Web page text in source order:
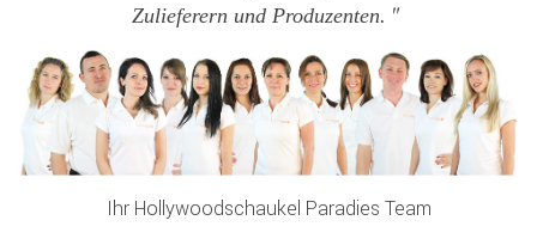
Zulieferern und Produzenten.
Ihr Hollywoodschaukel Paradies Team